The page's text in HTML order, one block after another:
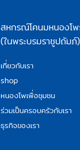
สหกรณ์โคนมหนองโ
(ในพระบรมราชูปถัมภ์)
เกี่ยวกับเรา
shop
หนองโพเพื่อชุมชน
ร่วมเป็นครอบครัวกับเรา
ธุรกิจของเรา